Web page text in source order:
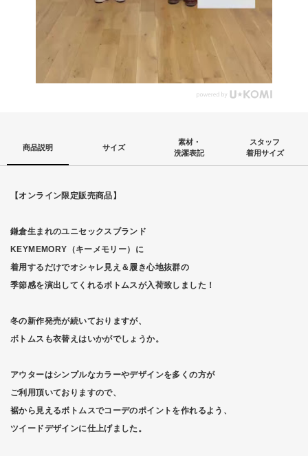
商品説明 サイズ
素材・
洗濯表記
スタッフ
着用サイズ
【オンライン限定販売商品】
鎌倉生まれのユニセックスブランド
KEYMEMORY（キーメモリー）に
着用するだけでオシャレ見え＆履き心地抜群の
季節感を演出してくれるボトムスが入荷致しました！
冬の新作発売が続いておりますが、
ボトムスも衣替えはいかがでしょうか。
アウターはシンプルなカラーやデザインを多くの方が
ご利用頂いておりますので、
裾から見えるボトムスでコーデのポイントを作れるよう、
ツイードデザインに仕上げました。